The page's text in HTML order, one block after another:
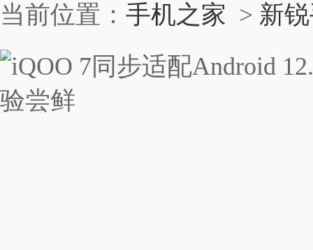
当前位置： 手机之家 > 新